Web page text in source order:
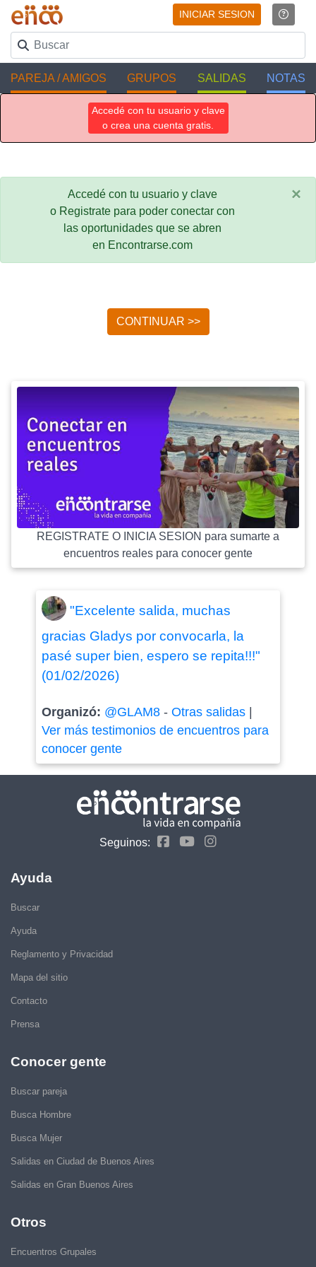
INICIAR SESION
PAREJA / AMIGOS GRUPOS SALIDAS NOTAS
Accedé con tu usuario y clave
o crea una cuenta gratis.
Accedé con tu usuario y clave
o Registrate para poder conectar con
las oportunidades que se abren
en Encontrarse.com
×
CONTINUAR >>
REGISTRATE O INICIA SESION para sumarte a
encuentros reales para conocer gente
"Excelente salida, muchas
gracias Gladys por convocarla, la
pasé super bien, espero se repita!!!"
(01/02/2026)
Organizó: @GLAM8- Otras salidas|
Ver más testimonios de encuentros para
conocer gente
Seguinos:
Ayuda
Buscar
Ayuda
Reglamento y Privacidad
Mapa del sitio
Contacto
Prensa
Conocer gente
Buscar pareja
Busca Hombre
Busca Mujer
Salidas en Ciudad de Buenos Aires
Salidas en Gran Buenos Aires
Otros
Encuentros Grupales